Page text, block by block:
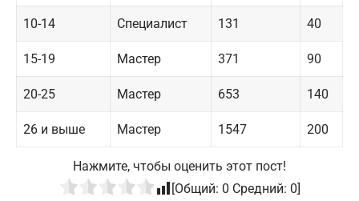
10-14 Специалист 131 40
15-19 Мастер 371 90
20-25 Мастер 653 140
26 и выше Мастер 1547 200
Нажмите, чтобы оценить этот пост!
[Общий: 0 Средний: 0]